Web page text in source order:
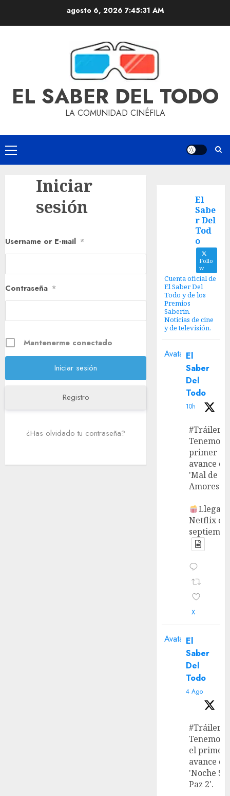
agosto 6, 2026 7:45:31 AM
EL SABER DEL TODO
LA COMUNIDAD CINÉFILA
Iniciar
sesión
Username or E-mail *
Contraseña *
Mantenerme conectado
Registro
¿Has olvidado tu contraseña?
El
Sabe
r Del
Tod
o
Follo
w
Cuenta oficial de
El Saber Del
Todo y de los
Premios
Saberin.
Noticias de cine
y de televisión.
Avatar El
Saber
Del
Todo
10h
#Tráiler
Tenemos
primer
avance de
'Mal de
Amores'.
Llega a
Netflix en
X
Avatar El
Saber
Del
Todo
4 Ago
#Tráiler
Tenemos
el primer
avance de
'Noche
Paz 2'.